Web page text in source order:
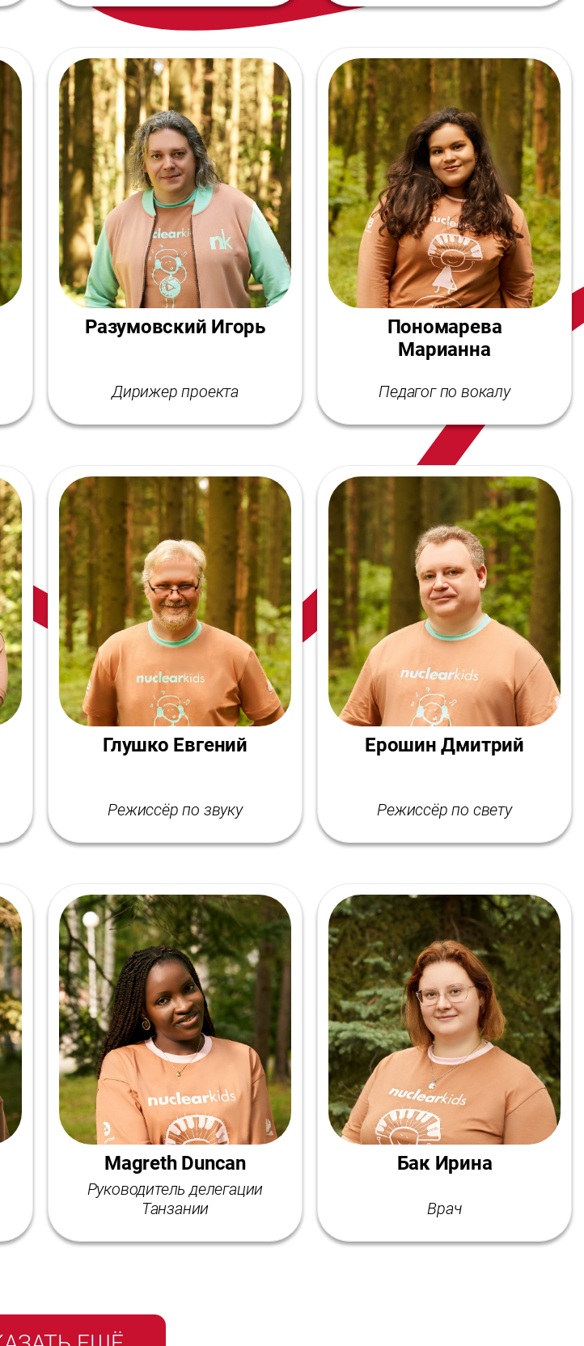
Разумовский Игорь
Дирижер проекта
Пономарева
Марианна
Педагог по вокалу
Глушко Евгений
Режиссёр по звуку
Ерошин Дмитрий
Режиссёр по свету
Magreth Duncan
Руководитель делегации
Танзании
Бак Ирина
Врач